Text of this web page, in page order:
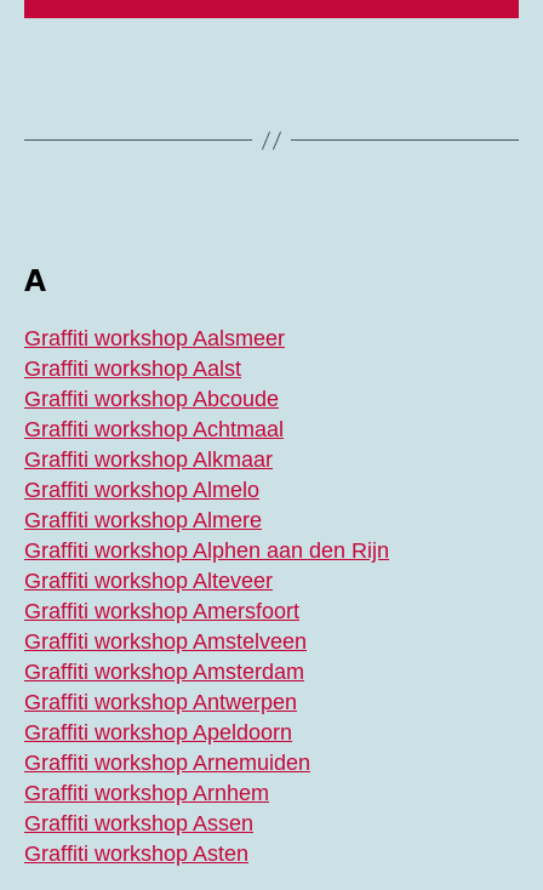
A
Graffiti workshop Aalsmeer
Graffiti workshop Aalst
Graffiti workshop Abcoude
Graffiti workshop Achtmaal
Graffiti workshop Alkmaar
Graffiti workshop Almelo
Graffiti workshop Almere
Graffiti workshop Alphen aan den Rijn
Graffiti workshop Alteveer
Graffiti workshop Amersfoort
Graffiti workshop Amstelveen
Graffiti workshop Amsterdam
Graffiti workshop Antwerpen
Graffiti workshop Apeldoorn
Graffiti workshop Arnemuiden
Graffiti workshop Arnhem
Graffiti workshop Assen
Graffiti workshop Asten